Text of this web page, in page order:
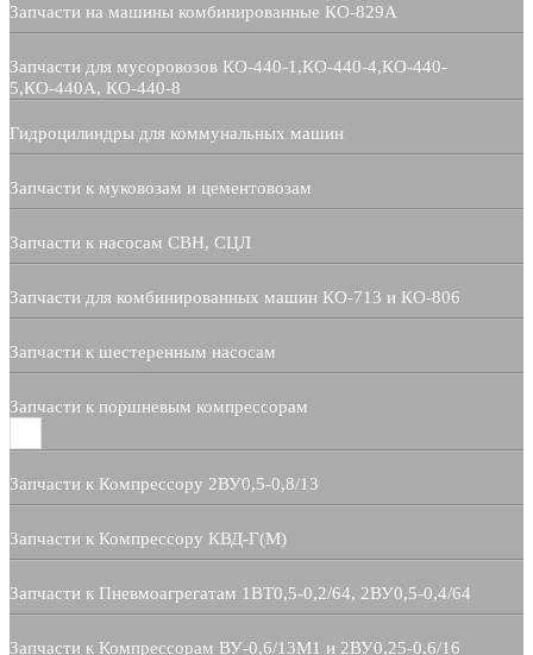
Запчасти на машины комбинированные КО-829А
Запчасти для мусоровозов КО-440-1,КО-440-4,КО-440-
5,КО-440А, КО-440-8
Гидроцилиндры для коммунальных машин
Запчасти к муковозам и цементовозам
Запчасти к насосам СВН, СЦЛ
Запчасти для комбинированных машин КО-713 и КО-806
Запчасти к шестеренным насосам
Запчасти к поршневым компрессорам
Запчасти к Компрессору 2ВУ0,5-0,8/13
Запчасти к Компрессору КВД-Г(М)
Запчасти к Пневмоагрегатам 1ВТ0,5-0,2/64, 2ВУ0,5-0,4/64
Запчасти к Компрессорам ВУ-0,6/13М1 и 2ВУ0,25-0,6/16